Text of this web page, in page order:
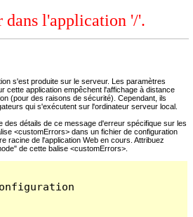
dans l'application '/'.
s'est produite sur le serveur. Les paramètres
cette application empêchent l'affichage à distance
(pour des raisons de sécurité). Cependant, ils
qui s'exécutent sur l'ordinateur serveur local.
des détails de ce message d'erreur spécifique sur les
<customErrors> dans un fichier de configuration
racine de l'application Web en cours. Attribuez
de cette balise <customErrors>.